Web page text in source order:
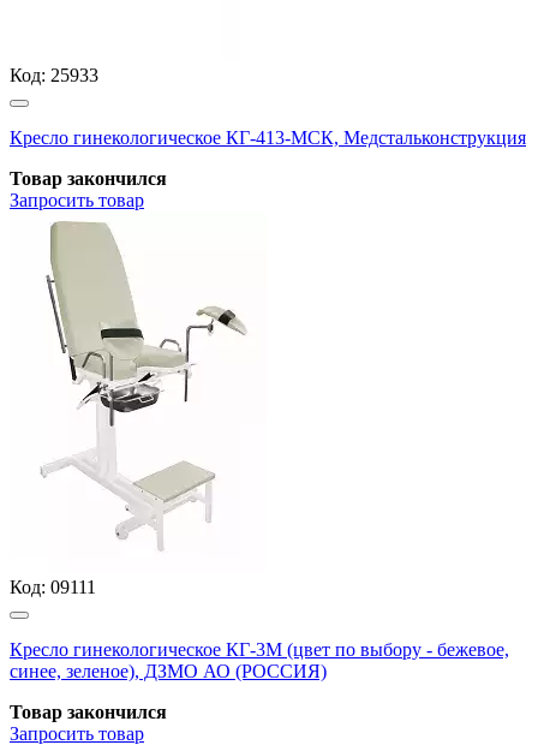
Код: 25933
Кресло гинекологическое КГ-413-МСК, Медстальконструкция
Товар закончился
Запросить товар
Код: 09111
Кресло гинекологическое КГ-3М (цвет по выбору - бежевое,
синее, зеленое), ДЗМО АО (РОССИЯ)
Товар закончился
Запросить товар